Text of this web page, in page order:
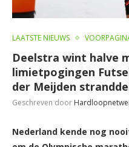
LAATSTE NIEUWS
Deelstra wint halve
limietpogingen
der Meijden
Geschreven door
Nederland kende nog